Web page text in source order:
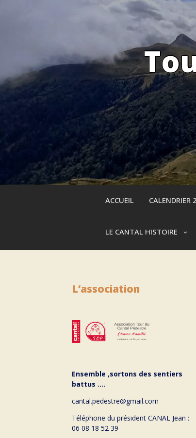
ACCUEIL CALENDRIER
LE CANTAL HISTOIRE
L’association
Ensemble ,sortons des sentiers
battus ….
cantal.pedestre@gmail.com
Téléphone du président CANAL Jean :
06 08 18 52 39